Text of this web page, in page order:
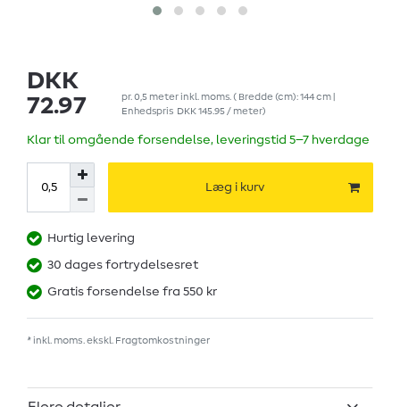
DKK
72.97
pr.0,5 meter inkl. moms. ( Bredde (cm): 144 cm |
Enhedspris DKK 145.95 / meter)
Klar til omgående forsendelse, leveringstid 5–7 hverdage
Læg i kurv
Hurtig levering
30 dages fortrydelsesret
Gratis forsendelse fra 550 kr
* inkl. moms. ekskl. Fragtomkostninger